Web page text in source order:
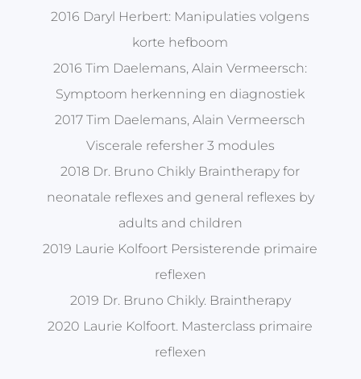
2016 Daryl Herbert: Manipulaties volgens
korte hefboom
2016 Tim Daelemans, Alain Vermeersch:
Symptoom herkenning en diagnostiek
2017 Tim Daelemans, Alain Vermeersch
Viscerale refersher 3 modules
2018 Dr. Bruno Chikly Braintherapy for
neonatale reflexes and general reflexes by
adults and children
2019 Laurie Kolfoort Persisterende primaire
reflexen
2019 Dr. Bruno Chikly. Braintherapy
2020 Laurie Kolfoort. Masterclass primaire
reflexen